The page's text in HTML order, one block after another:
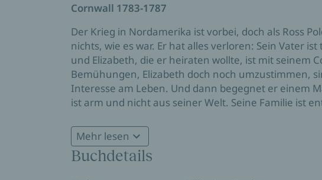
Cornwall 1783-1787
Der Krieg in Nordamerika ist vorbei, doch als Ross
nichts, wie es war. Er hat alles verloren: Sein Vater
und Elizabeth, die er heiraten wollte, ist mit seinem
Bemühungen, Elizabeth doch noch umzustimmen,
Interesse am Leben. Und dann begegnet er einem
ist arm und nicht aus seiner Welt. Seine Familie ist
»Vom unvergleichlichen Winston Graham …, der all
dann noch eine ganze Menge mehr«
Mehr lesen
Buchdetails